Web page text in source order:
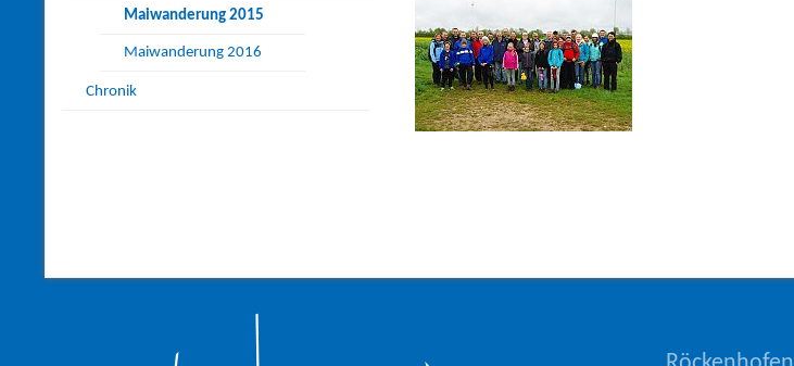
Maiwanderung 2015
Maiwanderung 2016
Chronik